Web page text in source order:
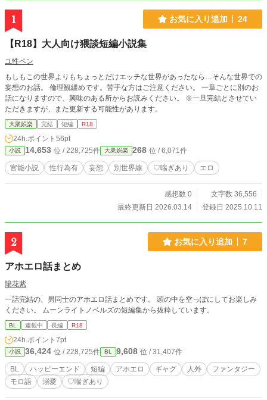
1 お気に入り追加 24
【R18】大人向け猥談短編小説集
ユ性ペン
もしもこの世界よりもちょっとだけエッチな世界があったなら…そんな世界での
妄想のお話。 倫理観緩めです。苦手な方はご注意ください。 一章ごとに別のお
話になりますので、興味のある所からお読みください。 ※一旦完結とさせてい
ただきますが、また更新する可能性があります。
大衆娯楽 完結 短編 R18
24h.ポイント 56pt
小説 14,653 位 / 228,725件 大衆娯楽 268 位 / 6,071件
官能小説 性行為有 妄想 別世界線 ♡喘ぎあり エロ
感想数 0
文字数 36,556
最終更新日 2026.03.14
登録日 2025.10.11
2 お気に入り追加 7
アホエロ話まとめ
陽花紫
一話完結の、男同士のアホエロ話まとめです。 頭の中を空っぽにしてお楽しみ
ください。 ムーンライトノベルズの短編集から抜粋しています。
BL 連載中 長編 R18
24h.ポイント 7pt
小説 36,424 位 / 228,725件 BL 9,608 位 / 31,407件
BL ハッピーエンド 短編 アホエロ ギャグ 人外
ファンタジー
モロ語
溺愛 ♡喘ぎあり